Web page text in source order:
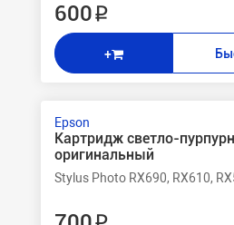
600 ₽
+
Epson
Картридж светло-
оригинальный
Stylus Photo RX690, RX610,